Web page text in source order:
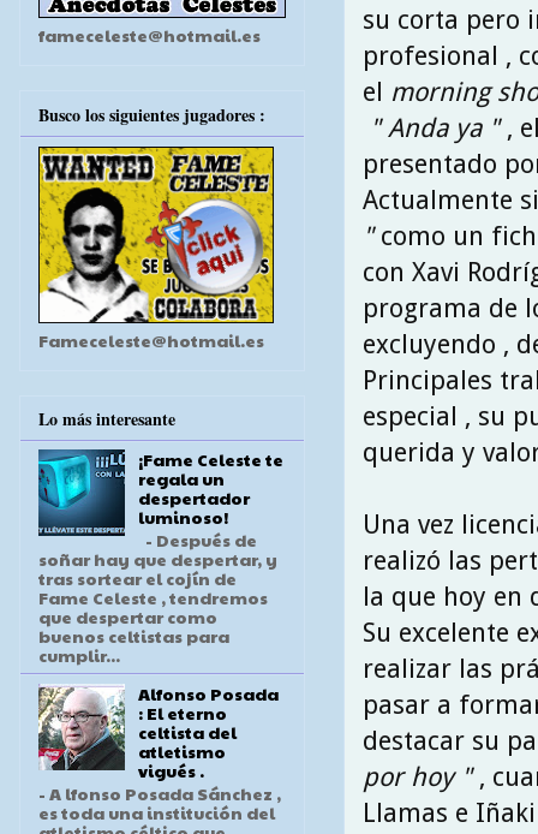
su corta pero
profesional ,
el morning
" Anda ya ",
presentado
Actualmente
"como un
con Xavi
programa de
excluyendo ,
Principales
especial , su
querida y
Una vez
realizó las
la que hoy en
Su excelente
realizar las
pasar a
destacar su
por hoy " ,
Llamas e
fameceleste@hotmail.es
Busco los siguientes jugadores :
Fameceleste@hotmail.es
Lo más interesante
¡Fame Celeste te
regala un
despertador
luminoso!
- Después de
soñar hay que despertar, y
tras sortear el cojín de
Fame Celeste , tendremos
que despertar como
buenos celtistas para
cumplir...
Alfonso Posada
: El eterno
celtista del
atletismo
vigués .
- A lfonso Posada Sánchez ,
es toda una institución del